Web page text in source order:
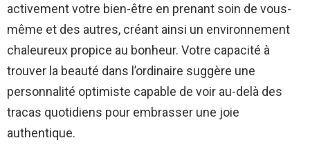
activement votre bien-être en prenant soin de vous-
même et des autres, créant ainsi un environnement
chaleureux propice au bonheur. Votre capacité à
trouver la beauté dans l’ordinaire suggère une
personnalité optimiste capable de voir au-delà des
tracas quotidiens pour embrasser une joie
authentique.